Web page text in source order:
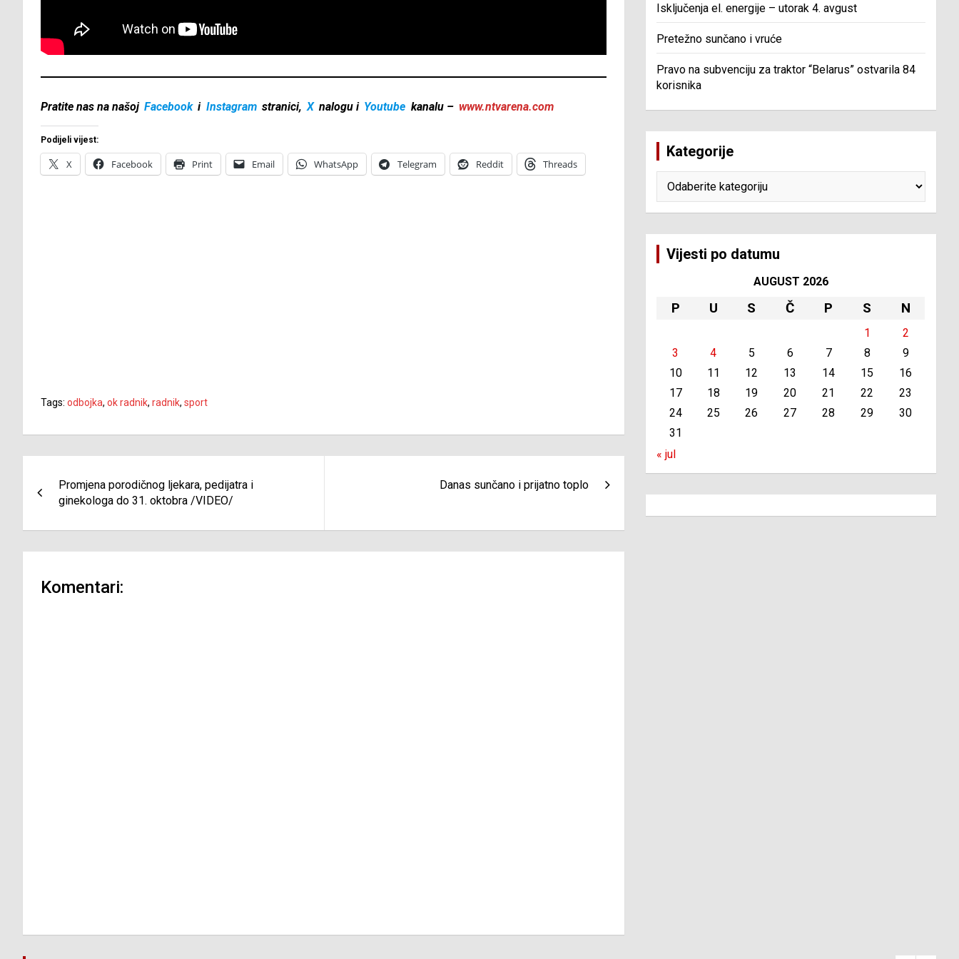
Pratite nas na našoj Facebook i Instagram stranici, X nalogu i Youtube kanalu – www.ntvarena.com
Podijeli vijest:
X Facebook Print Email WhatsApp Telegram Reddit Threads
Tags: odbojka, ok radnik, radnik, sport
članaka
Promjena porodičnog ljekara, pedijatra i
ginekologa do 31. oktobra /VIDEO/
Danas sunčano i prijatno toplo
Komentari:
Isključenja el. energije – utorak 4. avgust
Pretežno sunčano i vruće
Pravo na subvenciju za traktor “Belarus” ostvarila 84
korisnika
Kategorije
Vijesti po datumu
AUGUST 2026
P U S Č P S N
1
2
3
4 5 6 7 8
9
10
11 12 13 14 15
16
17
18 19 20 21 22
23
24
25 26 27 28 29
30
31
« jul